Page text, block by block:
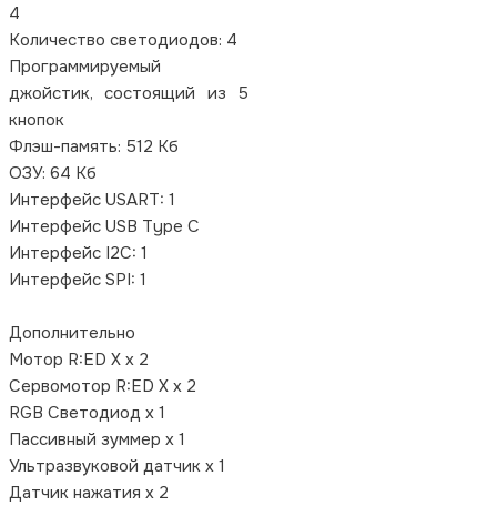
4
Количество светодиодов: 4
Программируемый
джойстик, состоящий из 5
кнопок
Флэш-память: 512 Кб
ОЗУ: 64 Кб
Интерфейс USART: 1
Интерфейс USB Type C
Интерфейс I2C: 1
Интерфейс SPI: 1
Дополнительно
Мотор R:ED X x 2
Сервомотор R:ED X x 2
RGB Светодиод x 1
Пассивный зуммер x 1
Ультразвуковой датчик x 1
Датчик нажатия x 2